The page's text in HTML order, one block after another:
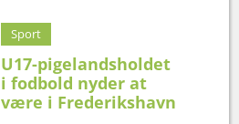
Sport
U17-pigelandsholdet
i fodbold nyder at
være i Frederikshavn